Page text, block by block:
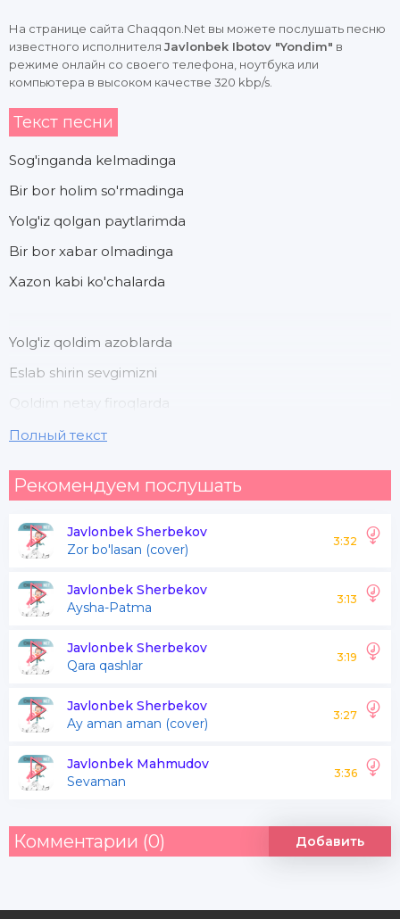
На странице сайта Chaqqon.Net вы можете послушать песню
известного исполнителя Javlonbek Ibotov "Yondim" в
режиме онлайн со своего телефона, ноутбука или
компьютера в высоком качестве 320 kbp/s.
Текст песни
Sog'inganda kelmadinga
Bir bor holim so'rmadinga
Yolg'iz qolgan paytlarimda
Bir bor xabar olmadinga
Xazon kabi ko'chalarda
Yolg'iz qoldim azoblarda
Eslab shirin sevgimizni
Qoldim netay firoqlarda
Dardlarimni eshitmaydi
Daydi kabi o'tmoqda bu
Har bir kunim kunim kunim kunim
Kechalari oromim yo'q
Sensiz tunim tunim tunim
Sado bergin qaylardasan aytgin gulim
Yondim yondim yondim
Nima qilay yondim
Полный текст
Рекомендуем послушать
Javlonbek Sherbekov
Zor bo'lasan (cover)
3:32
Javlonbek Sherbekov
Aysha-Patma
3:13
Javlonbek Sherbekov
Qara qashlar
3:19
Javlonbek Sherbekov
Ay aman aman (cover)
3:27
Javlonbek Mahmudov
Sevaman
3:36
Комментарии (0) Добавить